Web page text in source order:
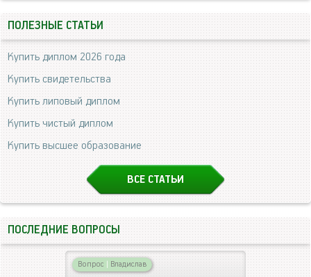
ПОЛЕЗНЫЕ СТАТЬИ
Купить диплом 2026 года
Купить свидетельства
Купить липовый диплом
Купить чистый диплом
Купить высшее образование
ВСЕ СТАТЬИ
ПОСЛЕДНИЕ ВОПРОСЫ
Вопрос | Владислав